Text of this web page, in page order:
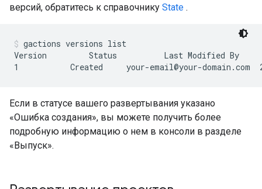
версий, обратитесь к справочнику State .
gactions versions list
Version         Status          Last Modified By
Если в статусе вашего развертывания указано
«Ошибка создания», вы можете получить более
подробную информацию о нем в консоли в разделе
«Выпуск».